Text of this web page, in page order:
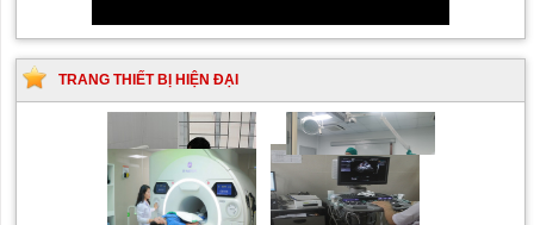
TRANG THIẾT BỊ HIỆN ĐẠI